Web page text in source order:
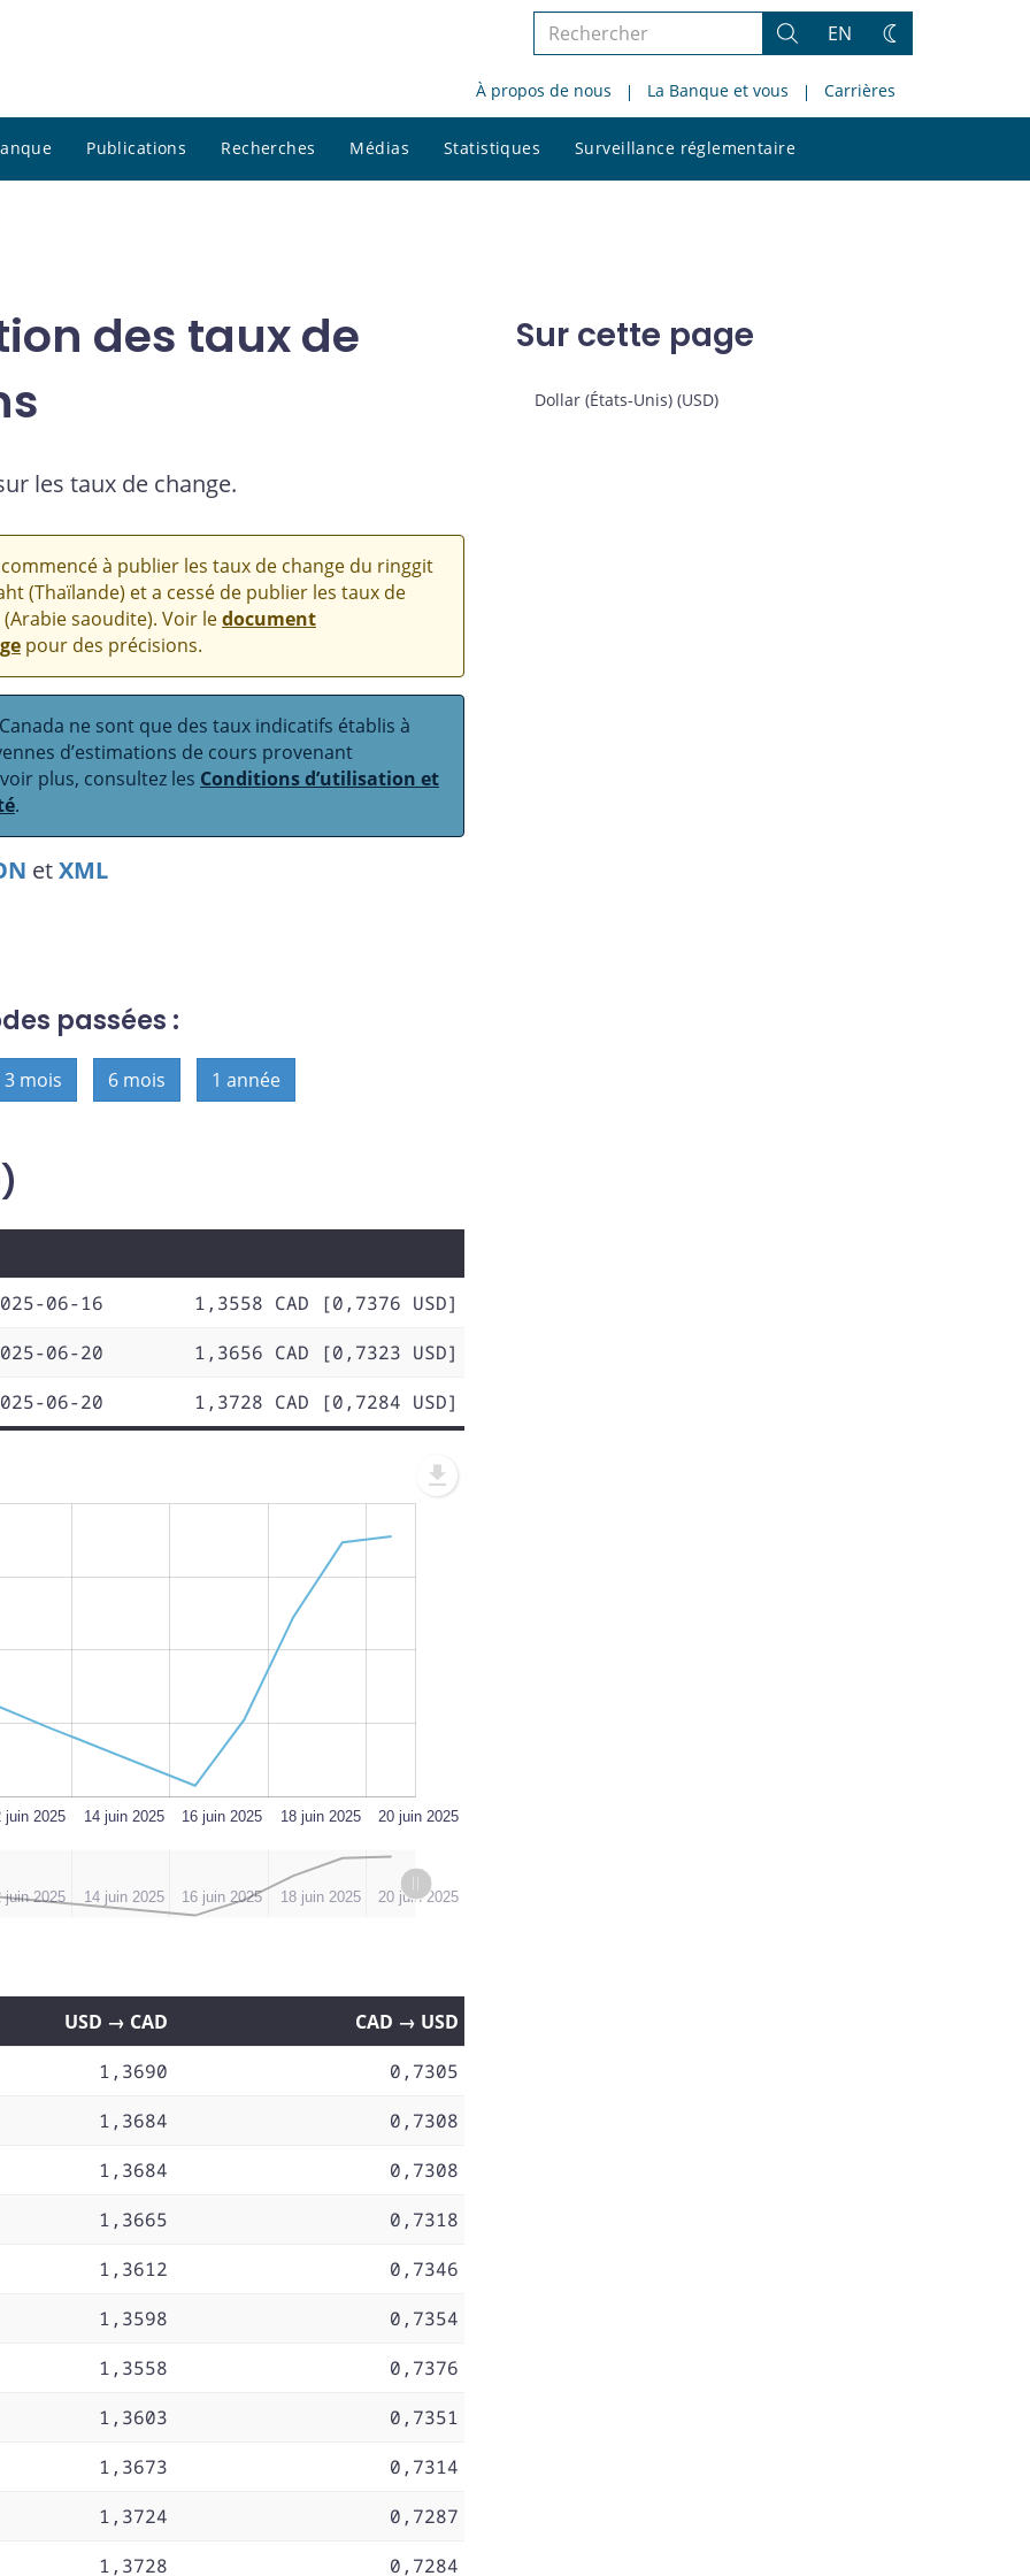
Rechercher
le
site
Rechercher
EN
Changez
thème
À propos de nous La Banque et vous Carrières
Publications Recherches Médias Statistiques Surveillance réglementaire
le
des taux de
les taux de change.
à publier les taux de change du ringgit
(Thaïlande) et a cessé de publier les taux de
saoudite). Voir ledocument
pour des précisions.
ne sont que des taux indicatifs établis à
d’estimations de cours provenant
plus, consultez les Conditions d’utilisation et
.
etXML
passées :
3 mois 6 mois 1 année
06-16
1,3558 CAD [0,7376 USD]
06-20
1,3656 CAD [0,7323 USD]
06-20 1,3728 CAD [0,7284 USD]
juin 2025 20 juin 2025
18 juin 2025
16 juin 2025
14 juin 2025
18 juin 2025
juin 2025 16 juin 2025
14 juin 2025 20 juin 2025
USD → CAD
CAD → USD
1,3690
0,7305
1,3684
0,7308
1,3684
0,7308
1,3665
0,7318
1,3612
0,7346
1,3598
0,7354
1,3558
0,7376
1,3603
0,7351
1,3673
0,7314
1,3724
0,7287
1,3728 0,7284
Sur cette page
Dollar (États-Unis) (USD)